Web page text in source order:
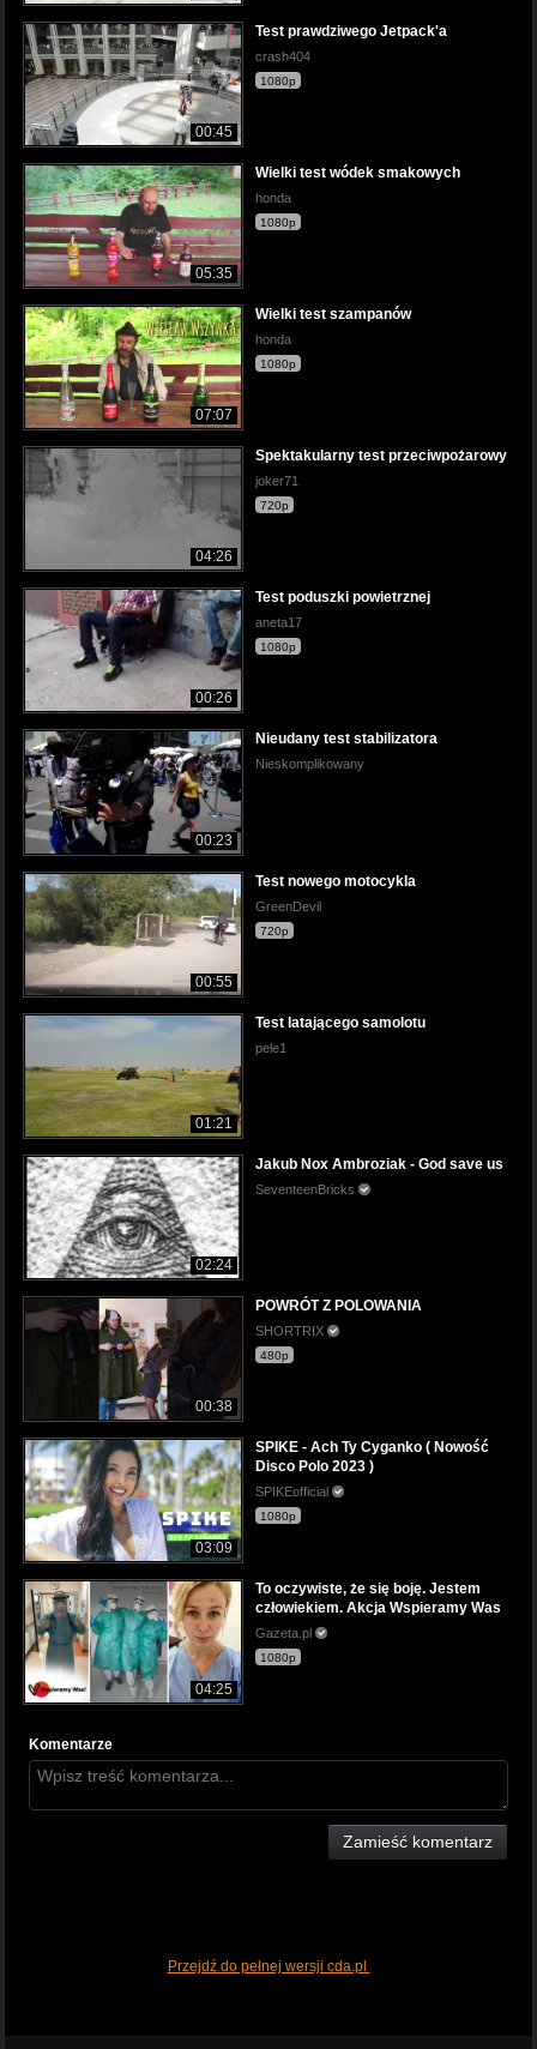
00:45
Test prawdziwego Jetpack'a
crash404
1080p
05:35
Wielki test wódek smakowych
honda
1080p
07:07
Wielki test szampanów
honda
1080p
04:26
Spektakularny test przeciwpożarowy
joker71
720p
00:26
Test poduszki powietrznej
aneta17
1080p
00:23
Nieudany test stabilizatora
Nieskomplikowany
00:55
Test nowego motocykla
GreenDevil
720p
01:21
Test latającego samolotu
pele1
02:24
Jakub Nox Ambroziak - God save us
SeventeenBricks
00:38
POWRÓT Z POLOWANIA
SHORTRIX
480p
03:09
SPIKE - Ach Ty Cyganko ( Nowość
Disco Polo 2023 )
SPIKEofficial
1080p
04:25
To oczywiste, że się boję. Jestem
człowiekiem. Akcja Wspieramy Was
Gazeta.pl
1080p
Komentarze
Zamieść komentarz
Przejdź do pełnej wersji cda.pl